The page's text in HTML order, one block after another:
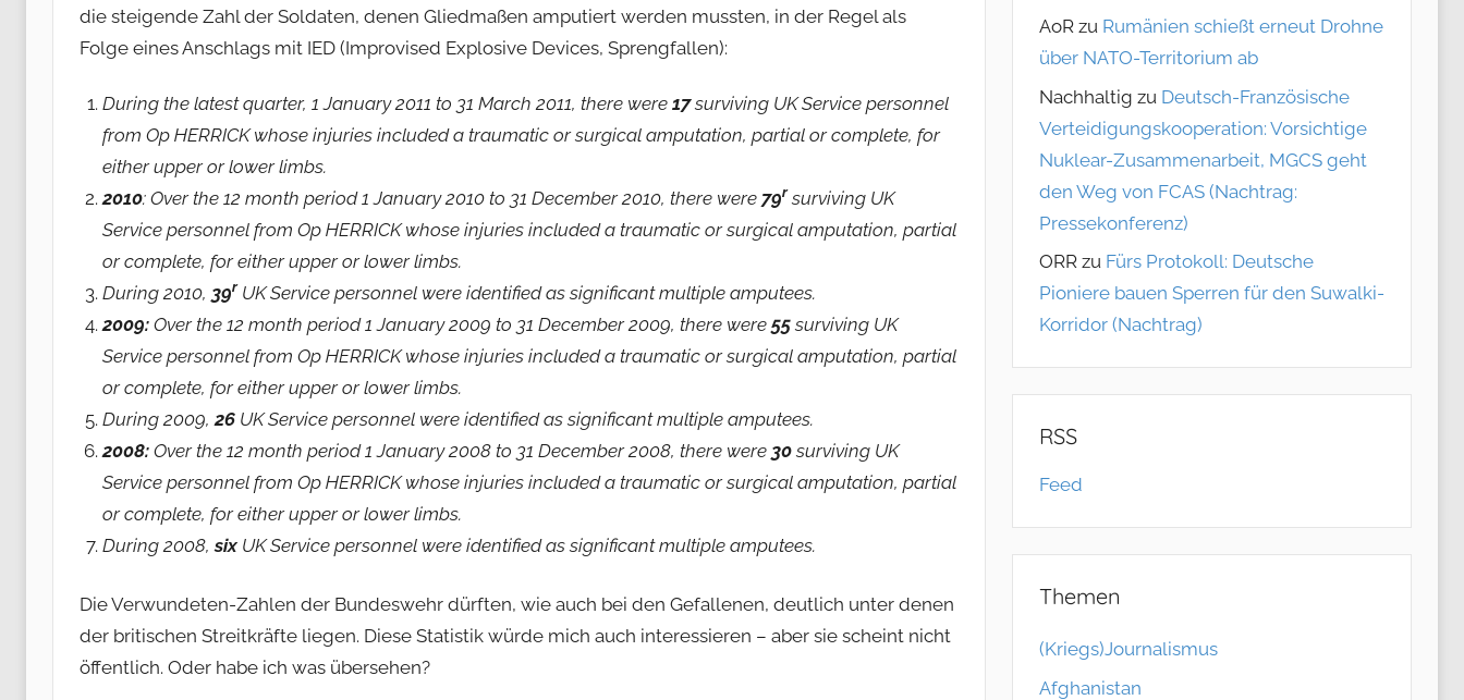
die steigende Zahl der Soldaten, denen Gliedmaßen amputiert werden mussten, in der Regel als
Folge eines Anschlags mit IED (Improvised Explosive Devices, Sprengfallen):
During the latest quarter, 1 January 2011 to 31 March 2011, there were17surviving UK Service personnel
from Op HERRICK whose injuries included a traumatic or surgical amputation, partial or complete, for
either upper or lower limbs.
2010: Over the 12 month period 1 January 2010 to 31 December 2010, there were 79rsurviving UK
Service personnel from Op HERRICK whose injuries included a traumatic or surgical amputation, partial
or complete, for either upper or lower limbs.
During 2010, 39rUK Service personnel were identified as significant multiple amputees.
2009: Over the 12 month period 1 January 2009 to 31 December 2009, there were55surviving UK
Service personnel from Op HERRICK whose injuries included a traumatic or surgical amputation, partial
or complete, for either upper or lower limbs.
During 2009,26 UK Service personnel were identified as significant multiple amputees.
2008: Over the 12 month period 1 January 2008 to 31 December 2008, there were 30surviving UK
Service personnel from Op HERRICK whose injuries included a traumatic or surgical amputation, partial
or complete, for either upper or lower limbs.
During 2008,six UK Service personnel were identified as significant multiple amputees.
Die Verwundeten-Zahlen der Bundeswehr dürften, wie auch bei den Gefallenen, deutlich unter denen
der britischen Streitkräfte liegen. Diese Statistik würde mich auch interessieren – aber sie scheint nicht
öffentlich. Oder habe ich was übersehen?
AoRzu Rumänien schießt erneut Drohne
über NATO-Territorium ab
Nachhaltig zu Deutsch-Französische
Verteidigungskooperation: Vorsichtige
Nuklear-Zusammenarbeit, MGCS geht
den Weg von FCAS (Nachtrag:
Pressekonferenz)
ORRzu Fürs Protokoll: Deutsche
Pioniere bauen Sperren für den Suwalki-
Korridor (Nachtrag)
RSS
Feed
Themen
(Kriegs)Journalismus
Afghanistan